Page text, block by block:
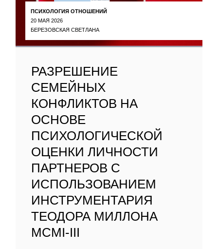
ПСИХОЛОГИЯ ОТНОШЕНИЙ
20 МАЯ 2026
БЕРЕЗОВСКАЯ СВЕТЛАНА
РАЗРЕШЕНИЕ
СЕМЕЙНЫХ
КОНФЛИКТОВ НА
ОСНОВЕ
ПСИХОЛОГИЧЕСКОЙ
ОЦЕНКИ ЛИЧНОСТИ
ПАРТНЕРОВ С
ИСПОЛЬЗОВАНИЕМ
ИНСТРУМЕНТАРИЯ
ТЕОДОРА МИЛЛОНА
MCMI-III